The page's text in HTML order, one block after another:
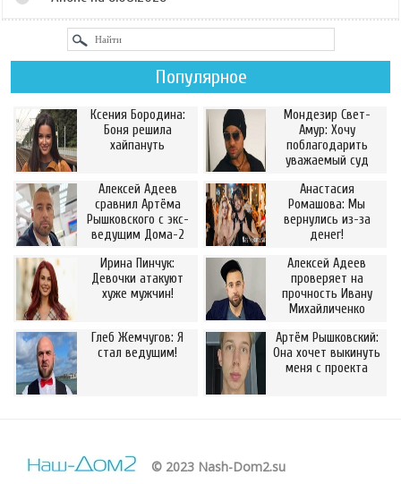
Популярное
Ксения Бородина:
Боня решила
хайпануть
Мондезир Свет-
Амур: Хочу
поблагодарить
уважаемый суд
Алексей Адеев
сравнил Артёма
Рышковского с экс-
ведущим Дома-2
Анастасия
Ромашова: Мы
вернулись из-за
денег!
Ирина Пинчук:
Девочки атакуют
хуже мужчин!
Алексей Адеев
проверяет на
прочность Ивану
Михайличенко
Глеб Жемчугов: Я
стал ведущим!
Артём Рышковский:
Она хочет выкинуть
меня с проекта
© 2023 Nash-Dom2.su